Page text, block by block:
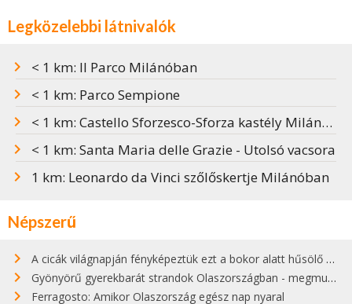
Legközelebbi látnivalók
< 1 km: Il Parco Milánóban
< 1 km: Parco Sempione
< 1 km: Castello Sforzesco-Sforza kastély Milánóban
< 1 km: Santa Maria delle Grazie - Utolsó vacsora
1 km: Leonardo da Vinci szőlőskertje Milánóban
Népszerű
A cicák világnapján fényképeztük ezt a bokor alatt hűsölő cicát Kisorosziban
Gyönyörű gyerekbarát strandok Olaszországban - megmutatjuk a 15 legjobbat
Ferragosto: Amikor Olaszország egész nap nyaral